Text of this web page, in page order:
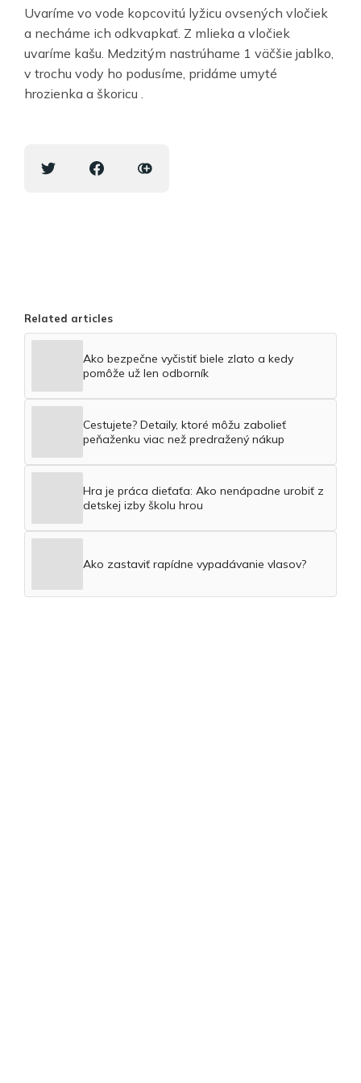
Uvaríme vo vode kopcovitú lyžicu ovsených vločiek
a necháme ich odkvapkať. Z mlieka a vločiek
uvaríme kašu. Medzitým nastrúhame 1 väčšie jablko,
v trochu vody ho podusíme, pridáme umyté
hrozienka a škoricu .
Related articles
Ako bezpečne vyčistiť biele zlato a kedy
pomôže už len odborník
Cestujete? Detaily, ktoré môžu zabolieť
peňaženku viac než predražený nákup
Hra je práca dieťaťa: Ako nenápadne urobiť z
detskej izby školu hrou
Ako zastaviť rapídne vypadávanie vlasov?